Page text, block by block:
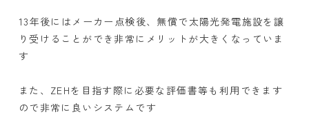
13年後にはメーカー点検後、無償で太陽光発電施設を譲
り受けることができ非常にメリットが大きくなっていま
す
また、ZEHを目指す際に必要な評価書等も利用できます
ので非常に良いシステムです